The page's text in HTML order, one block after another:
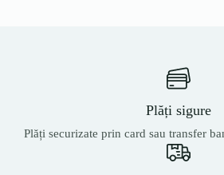
Plăți sigure
Plăți securizate prin card sau transfer